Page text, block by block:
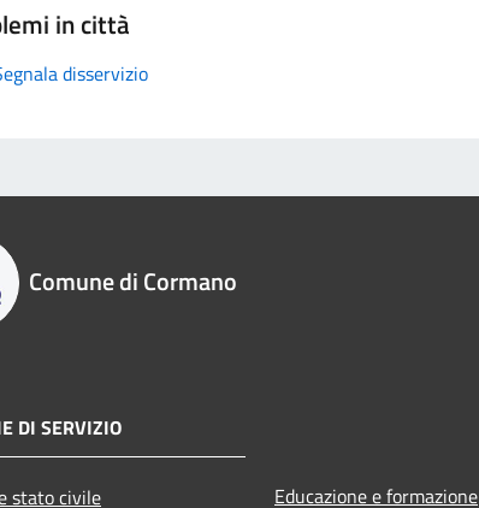
in città
disservizio
Comune di Cormano
DI SERVIZIO
stato civile Educazione e formazione